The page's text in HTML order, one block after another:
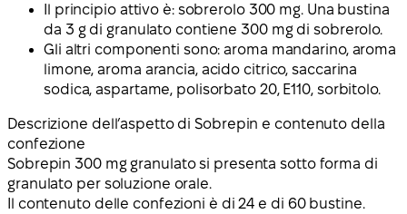
Il principio attivo è: sobrerolo 300 mg. Una bustina
da 3 g di granulato contiene 300 mg di sobrerolo.
Gli altri componenti sono: aroma mandarino, aroma
limone, aroma arancia, acido citrico, saccarina
sodica, aspartame, polisorbato 20, E110, sorbitolo.
Descrizione dell’aspetto di Sobrepin e contenuto della
confezione
Sobrepin 300 mg granulato si presenta sotto forma di
granulato per soluzione orale.
Il contenuto delle confezioni è di 24 e di 60 bustine.